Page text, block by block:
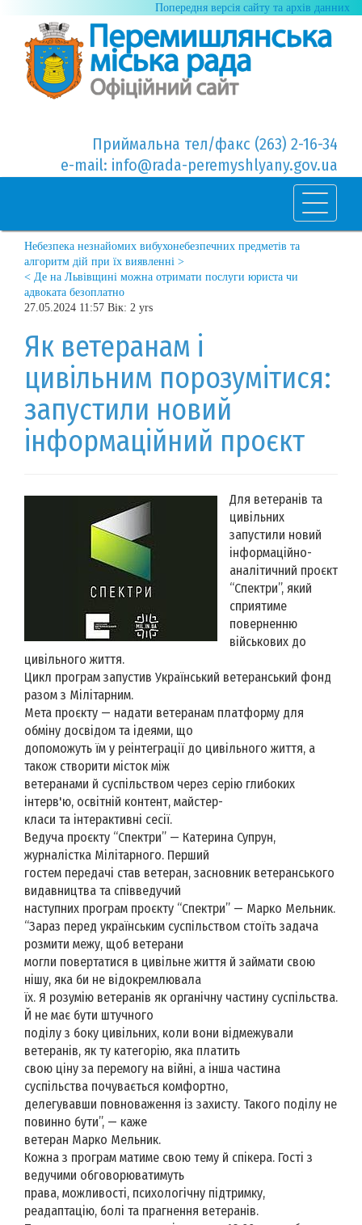
Попередня версія сайту та архів данних
Приймальна тел/факс (263) 2-16-34
e-mail: info@rada-peremyshlyany.gov.ua
Небезпека незнайомих вибухонебезпечних предметів та
алгоритм дій при їх виявленні >
< Де на Львівщині можна отримати послуги юриста чи
адвоката безоплатно
27.05.2024 11:57 Вік: 2 yrs
Як ветеранам і
цивільним порозумітися:
запустили новий
інформаційний проєкт
Для ветеранів та
цивільних
запустили новий
інформаційно-
аналітичний проєкт
“Спектри”, який
сприятиме
поверненню
військових до
цивільного життя.
Цикл програм запустив Український ветеранський фонд
разом з Мілітарним.
Мета проєкту — надати ветеранам платформу для
обміну досвідом та ідеями, що
допоможуть їм у реінтеграції до цивільного життя, а
також створити місток між
ветеранами й суспільством через серію глибоких
інтерв'ю, освітній контент, майстер-
класи та інтерактивні сесії.
Ведуча проєкту “Спектри” — Катерина Супрун,
журналістка Мілітарного. Перший
гостем передачі став ветеран, засновник ветеранського
видавництва та співведучий
наступних програм проєкту “Спектри” — Марко Мельник.
“Зараз перед українським суспільством стоїть задача
розмити межу, щоб ветерани
могли повертатися в цивільне життя й займати свою
нішу, яка би не відокремлювала
їх. Я розумію ветеранів як органічну частину суспільства.
Й не має бути штучного
поділу з боку цивільних, коли вони відмежували
ветеранів, як ту категорію, яка платить
свою ціну за перемогу на війні, а інша частина
суспільства почувається комфортно,
делегувавши повноваження із захисту. Такого поділу не
повинно бути”, — каже
ветеран Марко Мельник.
Кожна з програм матиме свою тему й спікера. Гості з
ведучими обговорюватимуть
права, можливості, психологічну підтримку,
реадаптацію, болі та прагнення ветеранів.